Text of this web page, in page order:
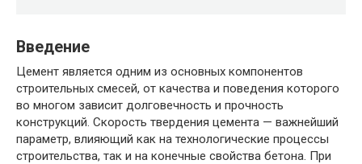
Введение
Цемент является одним из основных компонентов
строительных смесей, от качества и поведения которого
во многом зависит долговечность и прочность
конструкций. Скорость твердения цемента — важнейший
параметр, влияющий как на технологические процессы
строительства, так и на конечные свойства бетона. При